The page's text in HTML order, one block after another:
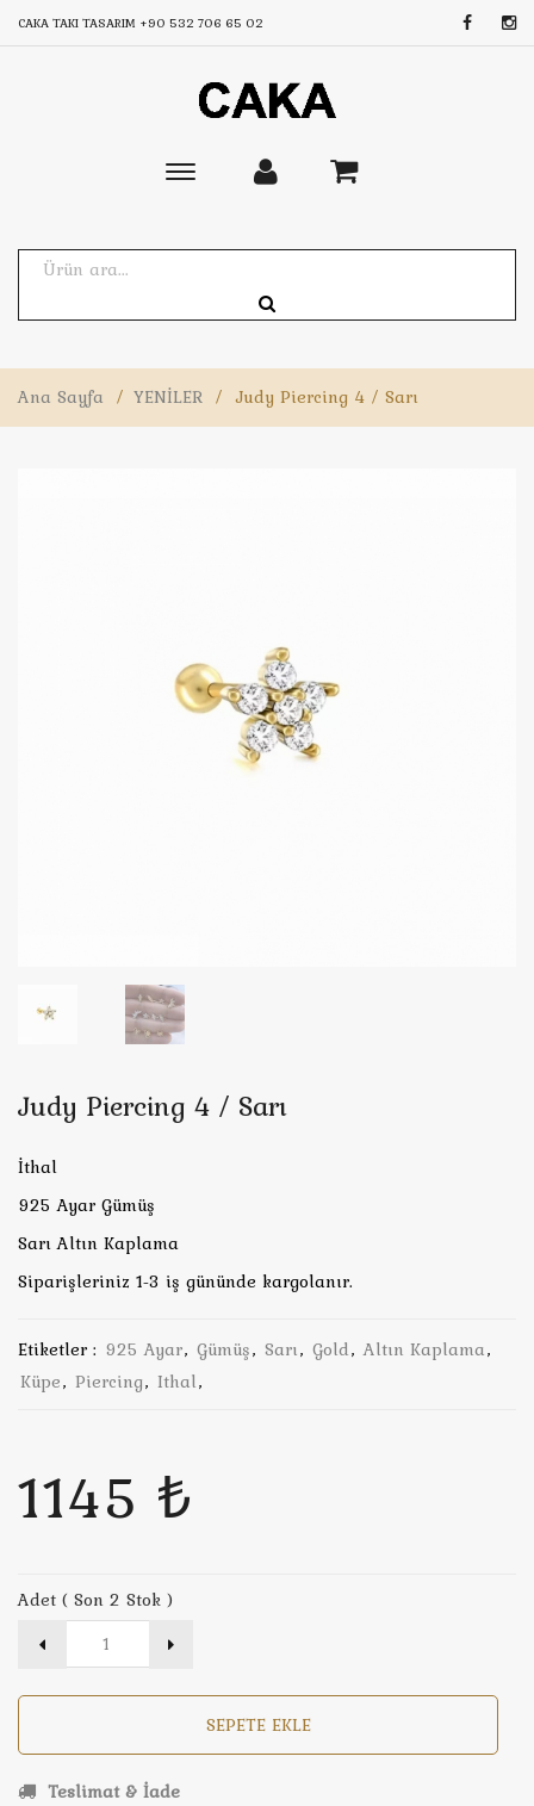
CAKA TAKI TASARIM +90 532 706 65 02
Toggle
Ana Sayfa / YENİLER / Judy Piercing 4 / Sarı
Judy Piercing 4 / Sarı
İthal
925 Ayar Gümüş
Sarı Altın Kaplama
Siparişleriniz 1-3 iş gününde kargolanır.
Etiketler : 925 Ayar, Gümüş, Sarı, Gold, Altın Kaplama,
Küpe, Piercing, Ithal,
1145 ₺
Adet ( Son 2 Stok )
SEPETE EKLE
Teslimat & İade